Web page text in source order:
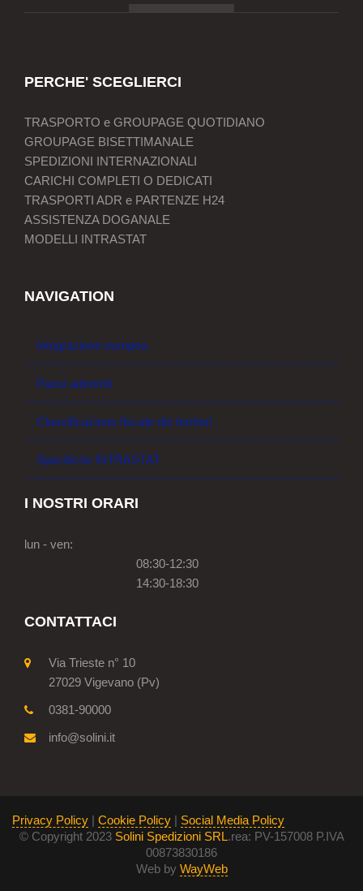
PERCHE' SCEGLIERCI
TRASPORTO e GROUPAGE QUOTIDIANO
GROUPAGE BISETTIMANALE
SPEDIZIONI INTERNAZIONALI
CARICHI COMPLETI O DEDICATI
TRASPORTI ADR e PARTENZE H24
ASSISTENZA DOGANALE
MODELLI INTRASTAT
NAVIGATION
Integrazione europea
Paesi aderenti
Classificazione fiscale dei territori
Specifiche INTRASTAT
I NOSTRI ORARI
lun - ven:
08:30-12:30
14:30-18:30
CONTATTACI
Via Trieste n° 10
27029 Vigevano (Pv)
0381-90000
info@solini.it
Privacy Policy | Cookie Policy | Social Media Policy
© Copyright 2023 Solini Spedizioni SRL.rea: PV-157008 P.IVA
00873830186
Web by WayWeb